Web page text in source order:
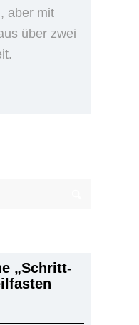
aber mit
über zwei
„Schritt-